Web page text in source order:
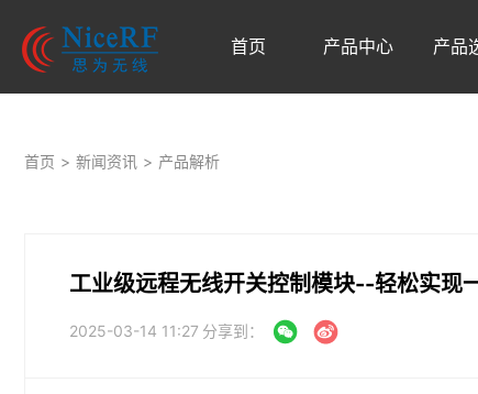
首页 产品中心 产品
首页 > 新闻资讯 > 产品解析
工业级远程无线开关控制模块--轻松实现
2025-03-14 11:27 分享到：